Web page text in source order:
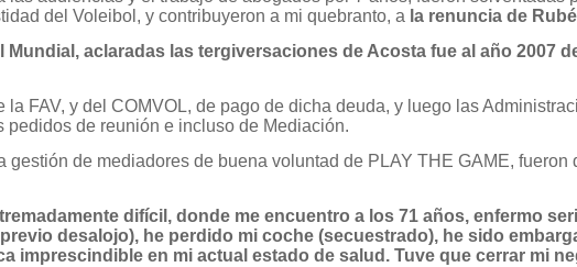
del Voleibol, y contribuyeron a mi quebranto, a la renuncia de
aclaradas las tergiversaciones de Acosta fue al año 2007
la FAV, y del COMVOL, de pago de dicha deuda, y luego las
de reunión e incluso de Mediación.
gestión de mediadores de buena voluntad de PLAY THE GAME,
difícil, donde me encuentro a los 71 años, enfermo
desalojo), he perdido mi coche (secuestrado), he sido
imprescindible en mi actual estado de salud. Tuve que cerrar mi